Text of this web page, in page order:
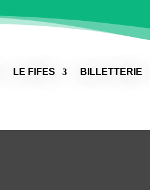
LE FIFES BILLETTERIE